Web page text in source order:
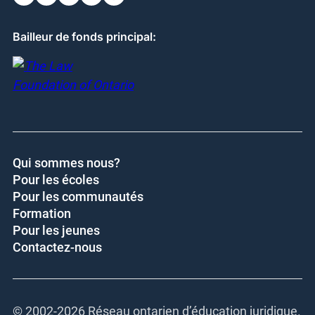
Bailleur de fonds principal:
Qui sommes nous?
Pour les écoles
Pour les communautés
Formation
Pour les jeunes
Contactez-nous
© 2002-2026 Réseau ontarien d’éducation juridique.